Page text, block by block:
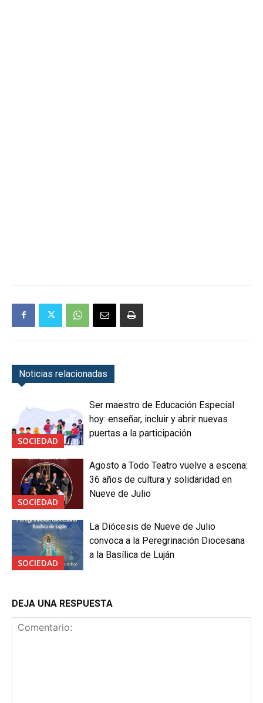
Noticias relacionadas
SOCIEDAD
Ser maestro de Educación Especial
hoy: enseñar, incluir y abrir nuevas
puertas a la participación
SOCIEDAD
Agosto a Todo Teatro vuelve a escena:
36 años de cultura y solidaridad en
Nueve de Julio
SOCIEDAD
La Diócesis de Nueve de Julio
convoca a la Peregrinación Diocesana
a la Basílica de Luján
DEJA UNA RESPUESTA